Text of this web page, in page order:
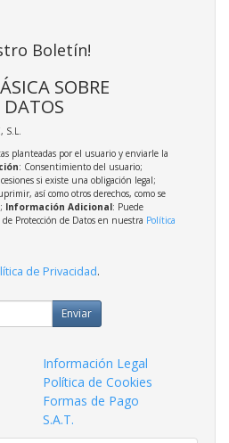
Boletín!
SOBRE
DATOS
planteadas por el usuario y enviarle la
: Consentimiento del usuario;
si existe una obligación legal;
así como otros derechos, como se
Información Adicional: Puede
Protección de Datos en nuestra Política
de Privacidad.
Enviar
Información Legal
Política de Cookies
Formas de Pago
S.A.T.